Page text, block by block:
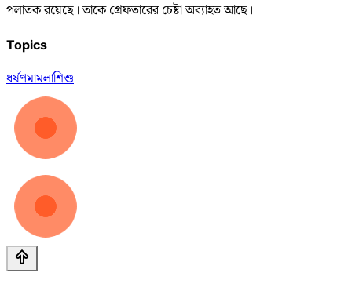
পলাতক রয়েছে। তাকে গ্রেফতারের চেষ্টা অব্যাহত আছে।
Topics
ধর্ষণমামলাশিশু